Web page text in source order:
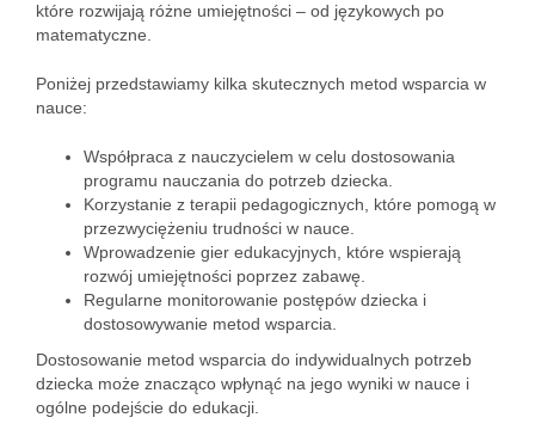
które rozwijają różne umiejętności – od językowych po
matematyczne.
Poniżej przedstawiamy kilka skutecznych metod wsparcia w
nauce:
Współpraca z nauczycielem w celu dostosowania
programu nauczania do potrzeb dziecka.
Korzystanie z terapii pedagogicznych, które pomogą w
przezwyciężeniu trudności w nauce.
Wprowadzenie gier edukacyjnych, które wspierają
rozwój umiejętności poprzez zabawę.
Regularne monitorowanie postępów dziecka i
dostosowywanie metod wsparcia.
Dostosowanie metod wsparcia do indywidualnych potrzeb
dziecka może znacząco wpłynąć na jego wyniki w nauce i
ogólne podejście do edukacji.